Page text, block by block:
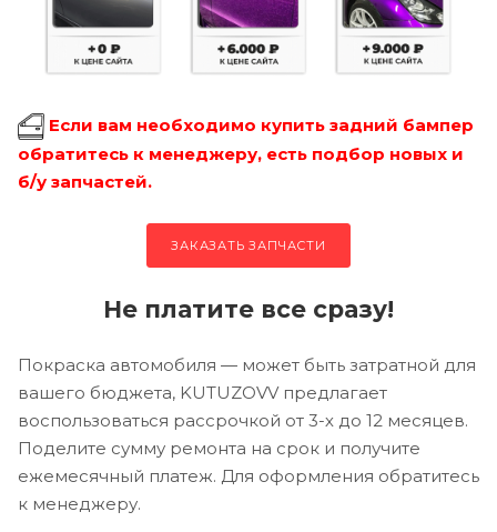
Если вам необходимо купить задний бампер
обратитесь к менеджеру, есть подбор новых и
б/у запчастей.
ЗАКАЗАТЬ ЗАПЧАСТИ
Не платите все сразу!
Покраска автомобиля — может быть затратной для
вашего бюджета, KUTUZOVV предлагает
воспользоваться рассрочкой от 3-х до 12 месяцев.
Поделите сумму ремонта на срок и получите
ежемесячный платеж. Для оформления обратитесь
к менеджеру.